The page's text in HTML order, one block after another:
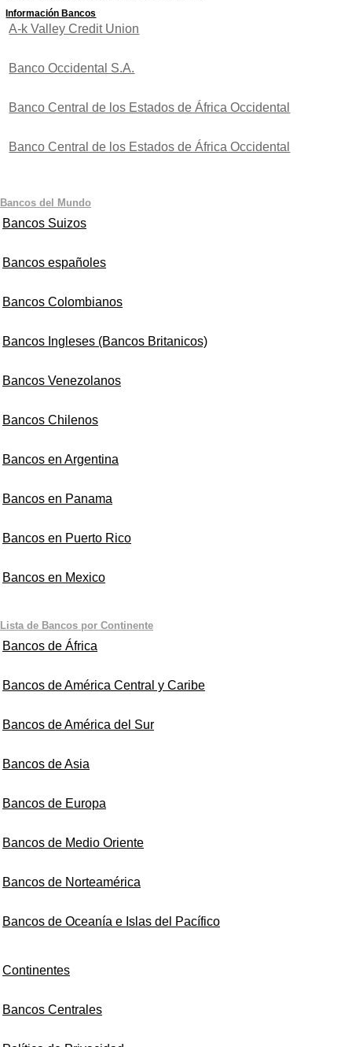
Información Bancos
A-k Valley Credit Union
Banco Occidental S.A.
Banco Central de los Estados de África Occidental
Banco Central de los Estados de África Occidental
Bancos del Mundo
Bancos Suizos
Bancos españoles
Bancos Colombianos
Bancos Ingleses (Bancos Britanicos)
Bancos Venezolanos
Bancos Chilenos
Bancos en Argentina
Bancos en Panama
Bancos en Puerto Rico
Bancos en Mexico
Lista de Bancos por Continente
Bancos de África
Bancos de América Central y Caribe
Bancos de América del Sur
Bancos de Asia
Bancos de Europa
Bancos de Medio Oriente
Bancos de Norteamérica
Bancos de Oceanía e Islas del Pacífico
Continentes
Bancos Centrales